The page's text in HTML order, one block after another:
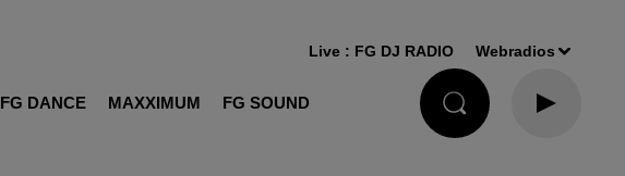
FG DANCE MAXXIMUM FG SOUND
Live : FG DJ RADIO Webradios